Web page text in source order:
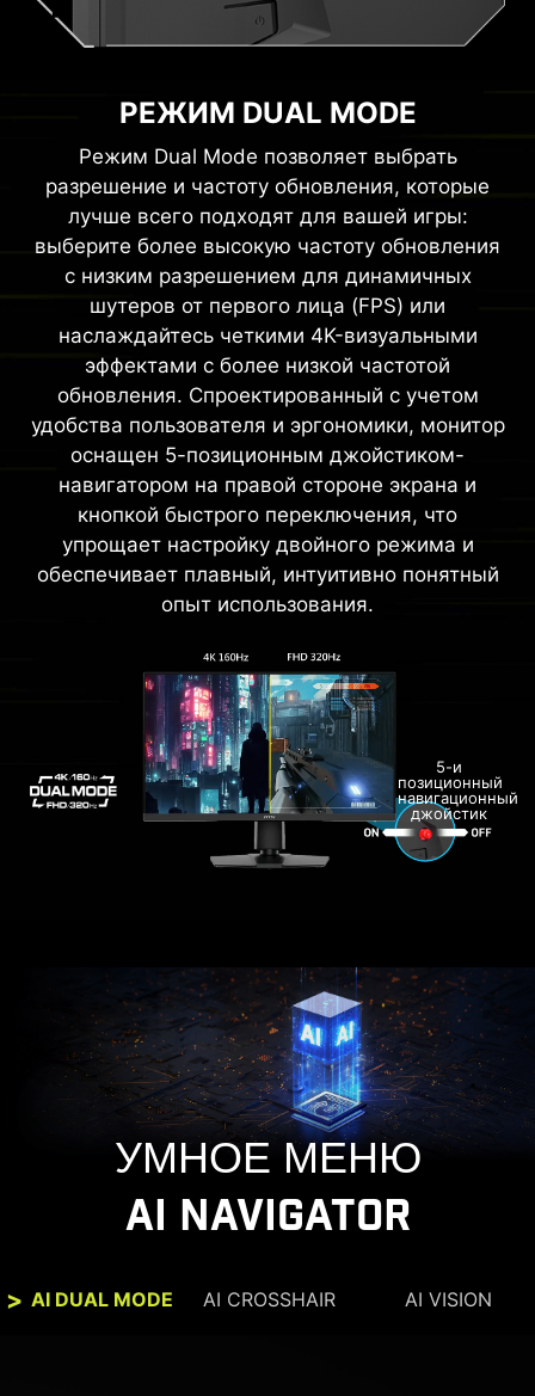
РЕЖИМ DUAL MODE
Режим Dual Mode позволяет выбрать
разрешение и частоту обновления, которые
лучше всего подходят для вашей игры:
выберите более высокую частоту обновления
с низким разрешением для динамичных
шутеров от первого лица (FPS) или
наслаждайтесь четкими 4K-визуальными
эффектами с более низкой частотой
обновления. Спроектированный с учетом
удобства пользователя и эргономики, монитор
оснащен 5-позиционным джойстиком-
навигатором на правой стороне экрана и
кнопкой быстрого переключения, что
упрощает настройку двойного режима и
обеспечивает плавный, интуитивно понятный
опыт использования.
5-и
позиционный
навигационный
джойстик
УМНОЕ МЕНЮ
AI NAVIGATOR
AI DUAL MODE AI CROSSHAIR AI VISION